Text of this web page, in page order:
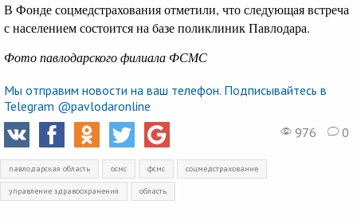
В Фонде соцмедстрахования отметили, что следующая встреча
с населением состоится на базе поликлиник Павлодара.
Фото павлодарского филиала ФСМС
Мы отправим новости на ваш телефон. Подписывайтесь в
Telegram @pavlodaronline
976
0
павлодарская область осмс фсмс соцмедстрахование
управление здравоохранения область